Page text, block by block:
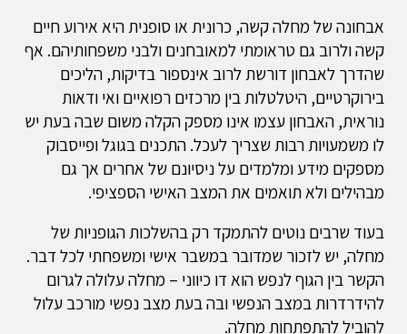
אבחונה של מחלה קשה, כרונית או סופנית היא אירוע חיים
קשה ולרוב גם טראומתי למאובחנים ולבני משפחותיהם. אף
שהדרך לאבחון דורשת לרוב אינספור בדיקות, הליכים
בירוקרטיים, היטלטלות בין מרכזים רפואיים ואי ודאות
נוראית, האבחון עצמו אינו מספק הקלה משום שבה בעת יש
לו משמעויות רבות שצריך לעכל. התכנים בגוגל ופייסבוק
מספקים מידע ומלמדים על ניסיונם של אחרים אך גם
מבהילים ולא תואמים את המצב האישי הספציפי.
בעוד שרבים נוטים להתמקד רק בהשלכות הגופניות של
מחלה, יש לזכור שמדובר במשבר אישי ומשפחתי לכל דבר.
הקשר בין הגוף לנפש הוא דו כיווני – מחלה עלולה לגרום
להידרדרות במצב הנפשי ובה בעת מצב נפשי מורכב עלול
להוביל להתפתחות מחלה.